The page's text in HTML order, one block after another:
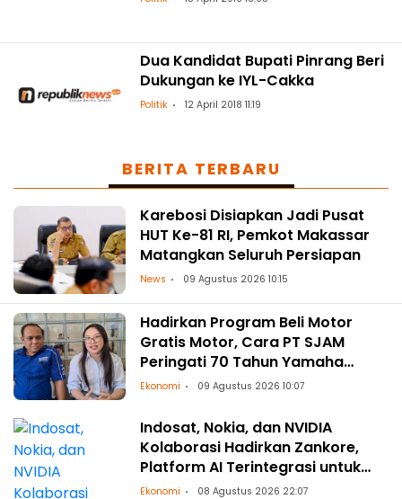
Dua Kandidat Bupati Pinrang Beri
Dukungan ke IYL-Cakka
Politik 12 April 2018 11:19
BERITA TERBARU
Karebosi Disiapkan Jadi Pusat
HUT Ke-81 RI, Pemkot Makassar
Matangkan Seluruh Persiapan
News 09 Agustus 2026 10:15
Hadirkan Program Beli Motor
Gratis Motor, Cara PT SJAM
Peringati 70 Tahun Yamaha
Indonesia dan HUT RI ke-81
Ekonomi 09 Agustus 2026 10:07
Indosat, Nokia, dan NVIDIA
Kolaborasi Hadirkan Zankore,
Platform AI Terintegrasi untuk
Asia-Pasifik
Ekonomi 08 Agustus 2026 22:07